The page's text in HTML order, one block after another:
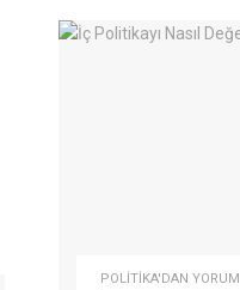
POLITIKA'DAN YORUM